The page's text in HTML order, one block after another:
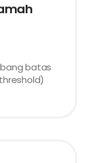
batas